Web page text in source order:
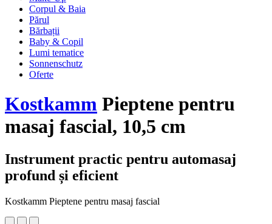
Corpul & Baia
Părul
Bărbații
Baby & Copil
Lumi tematice
Sonnenschutz
Oferte
Kostkamm Pieptene pentru
masaj fascial, 10,5 cm
Instrument practic pentru automasaj
profund și eficient
Kostkamm Pieptene pentru masaj fascial